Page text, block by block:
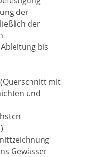
der
der
bis
mit
und
Gewässer